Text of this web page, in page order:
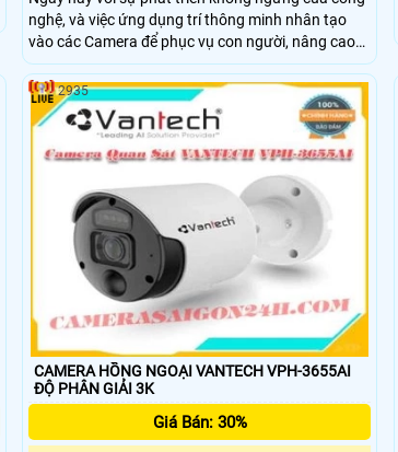
nghệ, và việc ứng dụng trí thông minh nhân tạo
vào các Camera để phục vụ con người, nâng cao
cuộc sống là việc ưu tiên. VANTECH luôn mong
muốn mang đến Quý khách những Camera, dịch
vụ tiện lợi nhất, thông minh với giá thành hợp lý.
CAMERA HỒNG NGOẠI VANTECH VPH-3655AI
ĐỘ PHÂN GIẢI 3K
Giá Bán: 30%
2935